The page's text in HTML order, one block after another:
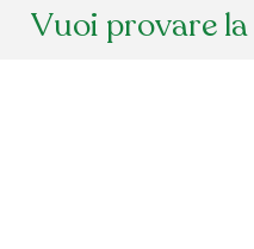
Vuoi provare